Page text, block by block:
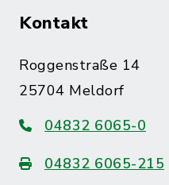
Kontakt
Roggenstraße 14
25704 Meldorf
04832 6065-0
04832 6065-215